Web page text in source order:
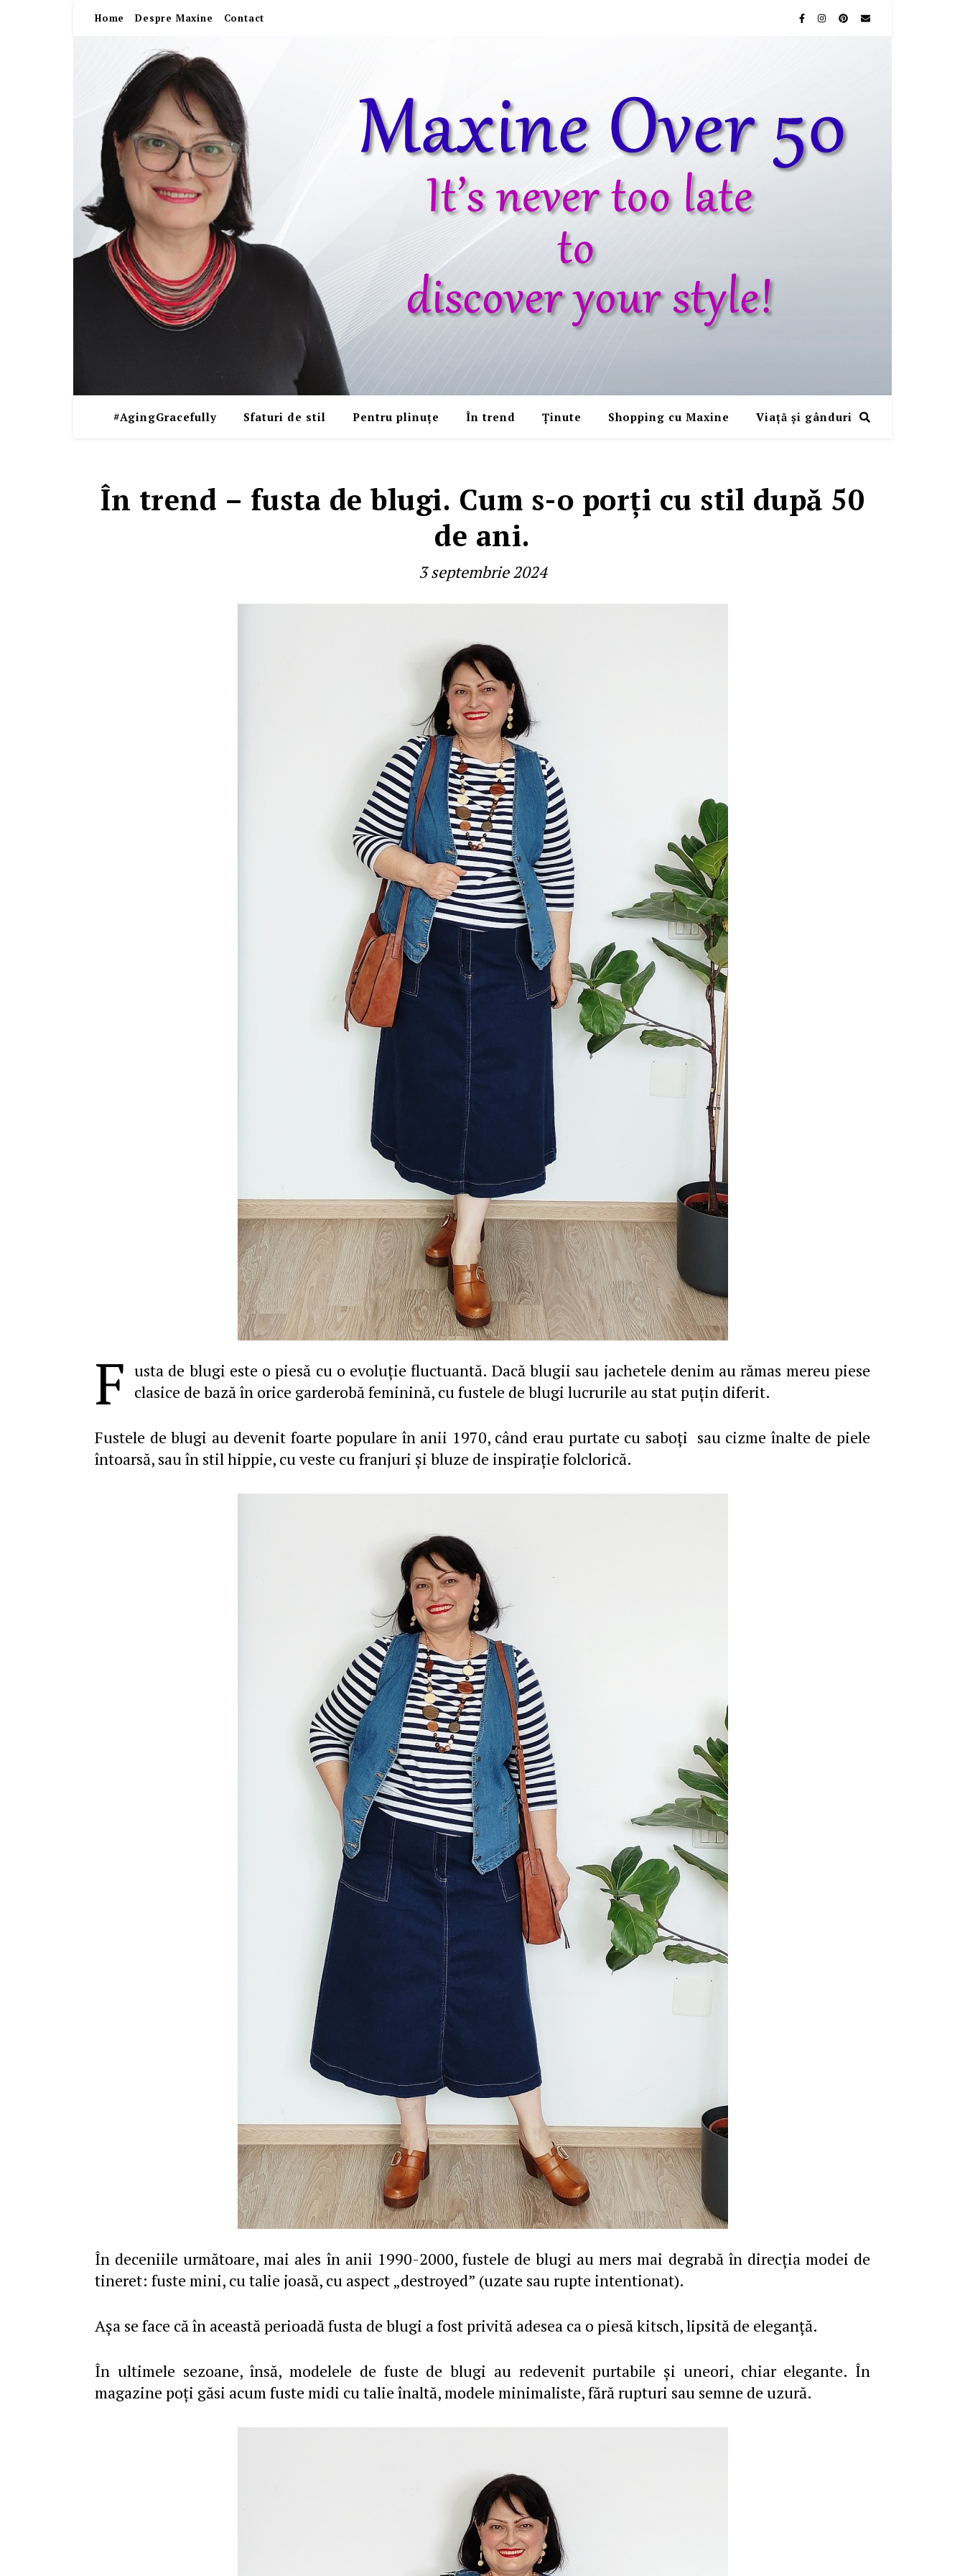
Home Despre Maxine Contact
#AgingGracefully Sfaturi de stil Pentru plinuțe În trend Ținute Shopping cu Maxine Viaţă şi gânduri
În trend – fusta de blugi. Cum s-o porţi cu stil după 50
de ani.
3 septembrie 2024
F usta de blugi este o piesă cu o evoluţie fluctuantă. Dacă blugii sau jachetele denim au rămas mereu piese
clasice de bază în orice garderobă feminină, cu fustele de blugi lucrurile au stat puţin diferit.
Fustele de blugi au devenit foarte populare în anii 1970, când erau purtate cu saboţi sau cizme înalte de piele
întoarsă, sau în stil hippie, cu veste cu franjuri şi bluze de inspiraţie folclorică.
În deceniile următoare, mai ales în anii 1990-2000, fustele de blugi au mers mai degrabă în direcţia modei de
tineret: fuste mini, cu talie joasă, cu aspect „destroyed” (uzate sau rupte intentionat).
Aşa se face că în această perioadă fusta de blugi a fost privită adesea ca o piesă kitsch, lipsită de eleganţă.
În ultimele sezoane, însă, modelele de fuste de blugi au redevenit purtabile şi uneori, chiar elegante. În
magazine poţi găsi acum fuste midi cu talie înaltă, modele minimaliste, fără rupturi sau semne de uzură.